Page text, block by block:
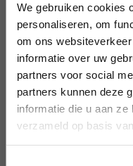
We gebruiken cookies
personaliseren, om
om ons
informatie over uw
partners voor social
partners kunnen deze
informatie die u aan
verzameld op basis
nicht zu sehr
Experten, die
Wenn Sie eine